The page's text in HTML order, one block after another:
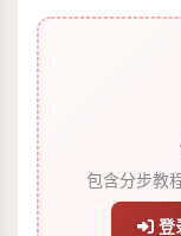
包含分步教
登